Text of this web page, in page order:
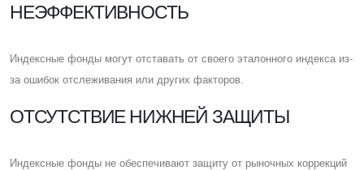
НЕЭФФЕКТИВНОСТЬ
Индексные фонды могут отставать от своего эталонного индекса из-
за ошибок отслеживания или других факторов.
ОТСУТСТВИЕ НИЖНЕЙ ЗАЩИТЫ
Индексные фонды не обеспечивают защиту от рыночных коррекций